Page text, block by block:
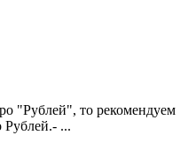
"Рублей", то рекомендуем
Рублей.- ...